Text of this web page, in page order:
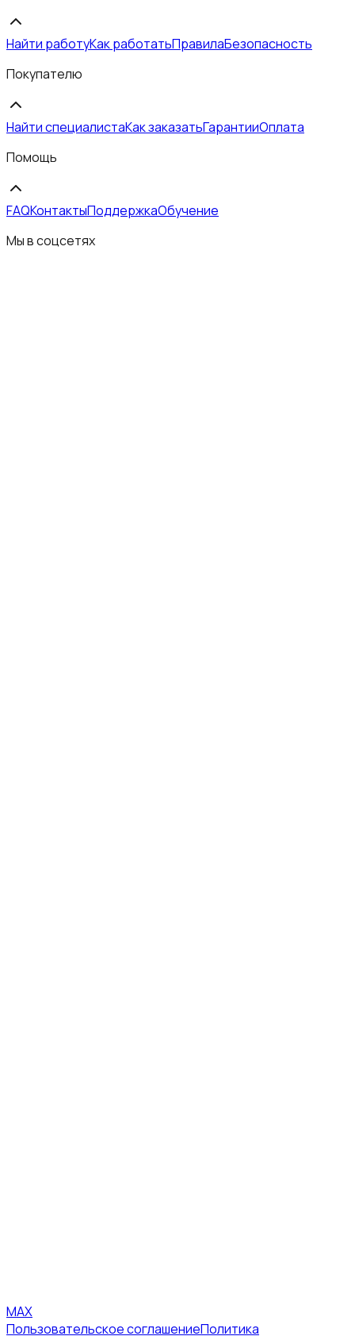
Найти работуКак работатьПравилаБезопасность
Покупателю
Найти специалистаКак заказатьГарантииОплата
Помощь
FAQКонтактыПоддержкаОбучение
Мы в соцсетях
MAX
Пользовательское соглашениеПолитика